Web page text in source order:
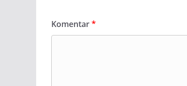
Komentar*